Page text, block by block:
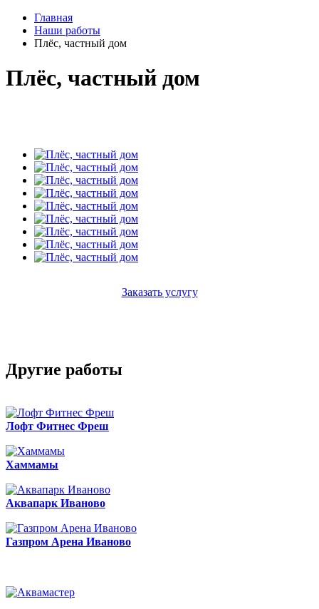
Главная
Наши работы
Плёс, частный дом
Плёс, частный дом
Заказать услугу
Другие работы
Лофт Фитнес Фреш
Хаммамы
Аквапарк Иваново
Газпром Арена Иваново